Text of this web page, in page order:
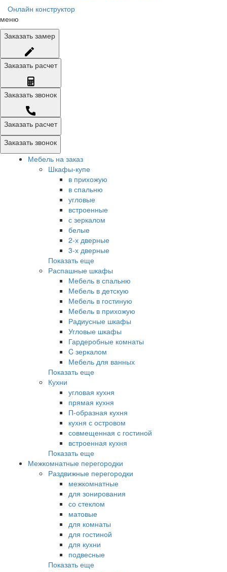
Онлайн конструктор
меню
Заказать замер
Заказать расчет
Заказать звонок
Заказать расчет
Заказать звонок
Мебель на заказ
Шкафы-купе
в прихожую
в спальню
угловые
встроенные
с зеркалом
белые
2-х дверные
3-х дверные
Показать еще
Распашные шкафы
Мебель в спальню
Мебель в детскую
Мебель в гостиную
Мебель в прихожую
Радиусные шкафы
Угловые шкафы
Гардеробные комнаты
C зеркалом
Мебель для ванных
Показать еще
Кухни
угловая кухня
прямая кухня
П-образная кухня
кухня с островом
совмещенная с гостиной
встроенная кухня
Показать еще
Межкомнатные перегородки
Раздвижные перегородки
межкомнатные
для зонирования
со стеклом
матовые
для комнаты
для гостиной
для кухни
подвесные
Показать еще